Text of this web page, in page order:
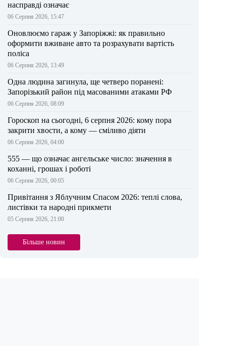
насправді означає
06 Серпня 2026, 15:47
Оновлюємо гараж у Запоріжжі: як правильно
оформити вживане авто та розрахувати вартість
поліса
06 Серпня 2026, 13:49
Одна людина загинула, ще четверо поранені:
Запорізький район під масованими атаками РФ
06 Серпня 2026, 08:09
Гороскоп на сьогодні, 6 серпня 2026: кому пора
закрити хвости, а кому — сміливо діяти
06 Серпня 2026, 04:00
555 — що означає ангельське число: значення в
коханні, грошах і роботі
06 Серпня 2026, 00:05
Привітання з Яблучним Спасом 2026: теплі слова,
листівки та народні прикмети
05 Серпня 2026, 21:00
Більше новин